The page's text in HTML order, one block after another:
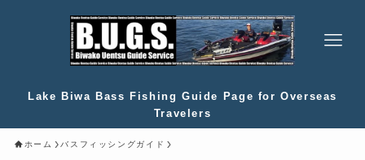
Lake Biwa Bass Fishing Guide Page for Overseas
Travelers
ホーム バスフィッシングガイド